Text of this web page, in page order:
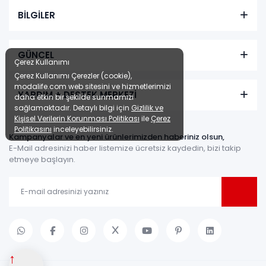
↑
BİLGİLER
GÜNCEL
YARDIM + DESTEK MERKEZİ
Kampanyalar ve en yeni ürünlerimizden haberiniz olsun,
E-Mail adresinizi haber listemize ücretsiz kaydedin, bizi takip
etmeye başlayın.
Çerez Kullanımı
Çerez Kullanımı Çerezler (cookie),
modalife.com web sitesini ve hizmetlerimizi
daha etkin bir şekilde sunmamızı
sağlamaktadır. Detaylı bilgi için Gizlilik ve
Kişisel Verilerin Korunması Politikası ile Çerez
Politikasını inceleyebilirsiniz.